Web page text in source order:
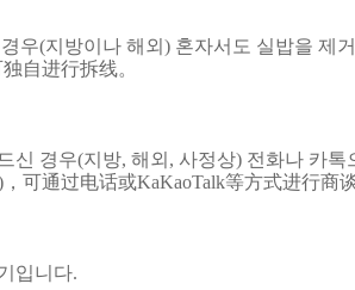
우(지방이나 해외) 혼자서도 실밥을 제
自进行拆线。
신 경우(지방, 해외, 사정상) 전화나 카
可通过电话或KaKaoTalk等方式进行商谈
입니다.